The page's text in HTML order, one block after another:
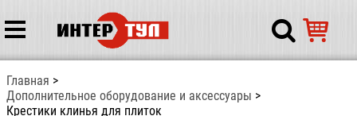
Главная
Дополнительное оборудование и аксессуары
Крестики клинья для плиток